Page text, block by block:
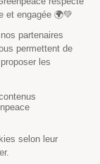
le monde
de cookies